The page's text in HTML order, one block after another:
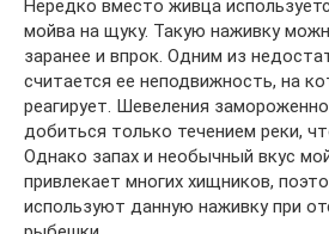
Нередко вместо живца
мойва на щуку. Такую наживку
заранее и впрок. Одним из
считается ее неподвижность, на
реагирует. Шевеления
добиться только течением реки,
Однако запах и необычный вкус
привлекает многих хищников,
используют данную наживку при